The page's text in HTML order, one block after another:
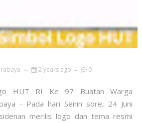
2 years ago 0
HUT RI Ke 97 Buatan Warga
- Pada hari Senin sore, 24 Juni
merilis logo dan tema resmi